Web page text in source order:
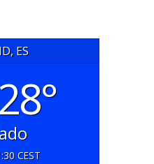
ES
28°
CEST